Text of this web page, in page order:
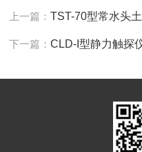
上一篇：TST-70型常水头
下一篇：CLD-I型静力触探